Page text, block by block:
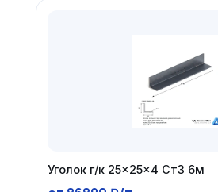
Уголок г/к 25×25×4 Ст3 6м